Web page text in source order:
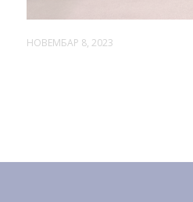
НОВЕМБАР 8, 2023